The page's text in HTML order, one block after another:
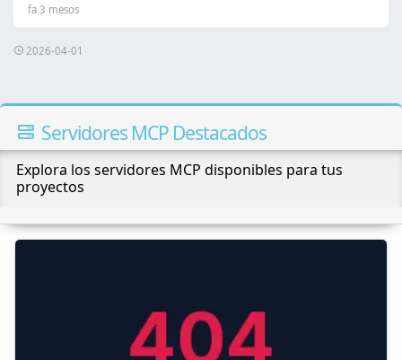
fa 3 mesos
2026-04-01
Servidores MCP Destacados
Explora los servidores MCP disponibles para tus
proyectos